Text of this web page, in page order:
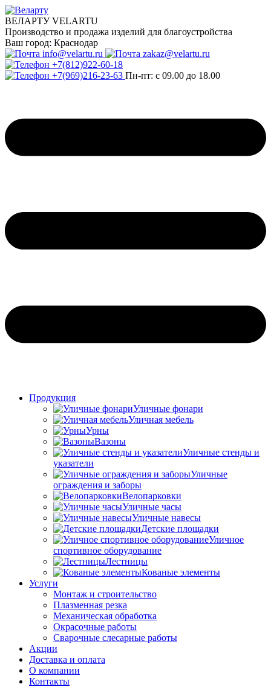
ВЕЛАРТУ VELARTU
Производство и продажа изделий для благоустройства
Ваш город: Краснодар
info@velartu.ru
zakaz@velartu.ru
+7(812)922-60-18
+7(969)216-23-63 Пн-пт: с 09.00 до 18.00
Продукция
Уличные фонари
Уличная мебель
Урны
Вазоны
Уличные стенды и
указатели
Уличные
ограждения и заборы
Велопарковки
Уличные часы
Уличные навесы
Детские площадки
Уличное
спортивное оборудование
Лестницы
Кованые элементы
Услуги
Монтаж и строительство
Плазменная резка
Механическая обработка
Окрасочные работы
Сварочные слесарные работы
Акции
Доставка и оплата
О компании
Контакты